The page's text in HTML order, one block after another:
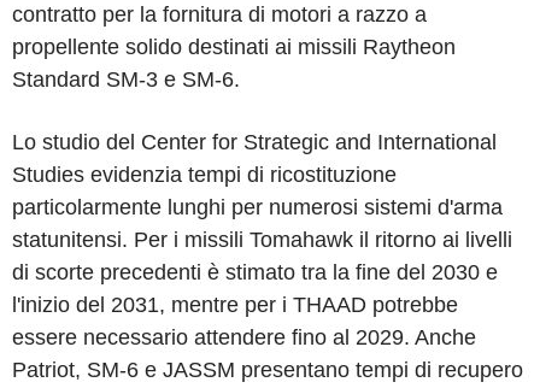
contratto per la fornitura di motori a razzo a
propellente solido destinati ai missili Raytheon
Standard SM-3 e SM-6.
Lo studio del Center for Strategic and International
Studies evidenzia tempi di ricostituzione
particolarmente lunghi per numerosi sistemi d'arma
statunitensi. Per i missili Tomahawk il ritorno ai livelli
di scorte precedenti è stimato tra la fine del 2030 e
l'inizio del 2031, mentre per i THAAD potrebbe
essere necessario attendere fino al 2029. Anche
Patriot, SM-6 e JASSM presentano tempi di recupero